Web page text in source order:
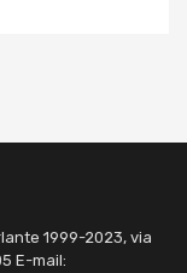
1999-2023, via
E-mail: